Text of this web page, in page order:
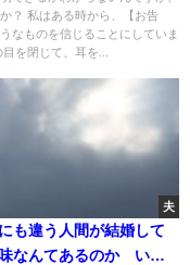
？ 私はある時から、【お告
なものを信じることにしていま
を閉じて、耳を...
夫
も違う人間が結婚して
なんてあるのか いち